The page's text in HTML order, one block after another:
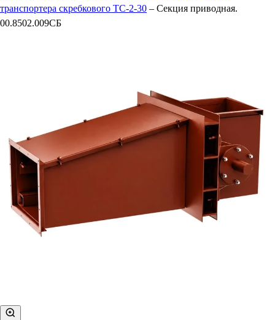
транспортера скребкового ТС-2-30 – Секция приводная.
00.8502.009СБ